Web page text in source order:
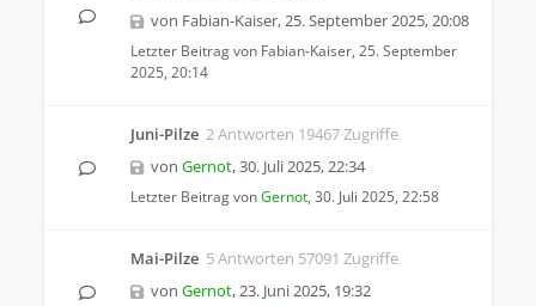
von Fabian-Kaiser,25. September 2025, 20:08
Letzter Beitrag von Fabian-Kaiser, 25. September
2025, 20:14
Juni-Pilze 2 Antworten 19467 Zugriffe
von Gernot,30. Juli 2025, 22:34
Letzter Beitrag vonGernot, 30. Juli 2025, 22:58
Mai-Pilze 5 Antworten 57091 Zugriffe
von Gernot,23. Juni 2025, 19:32